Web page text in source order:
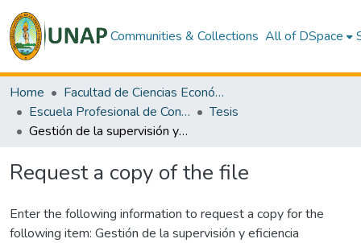
Communities & Collections All of DSpace
Home
Facultad de Ciencias Económicas y de Negocios
Escuela Profesional de Contabilidad
Tesis
Gestión de la supervisión y eficiencia operativa en la Municipalidad de Contamana, 2024
Request a copy of the file
Enter the following information to request a copy for the
following item: Gestión de la supervisión y eficiencia